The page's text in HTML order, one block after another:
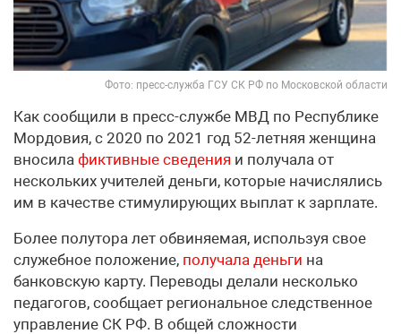
Фото: пресс-служба ГСУ СК РФ по Московской области
Как сообщили в пресс-службе МВД по Республике
Мордовия, с 2020 по 2021 год 52-летняя женщина
вносила фиктивные сведения и получала от
нескольких учителей деньги, которые начислялись
им в качестве стимулирующих выплат к зарплате.
Более полутора лет обвиняемая, используя свое
служебное положение, получала деньги на
банковскую карту. Переводы делали несколько
педагогов, сообщает региональное следственное
управление СК РФ. В общей сложности